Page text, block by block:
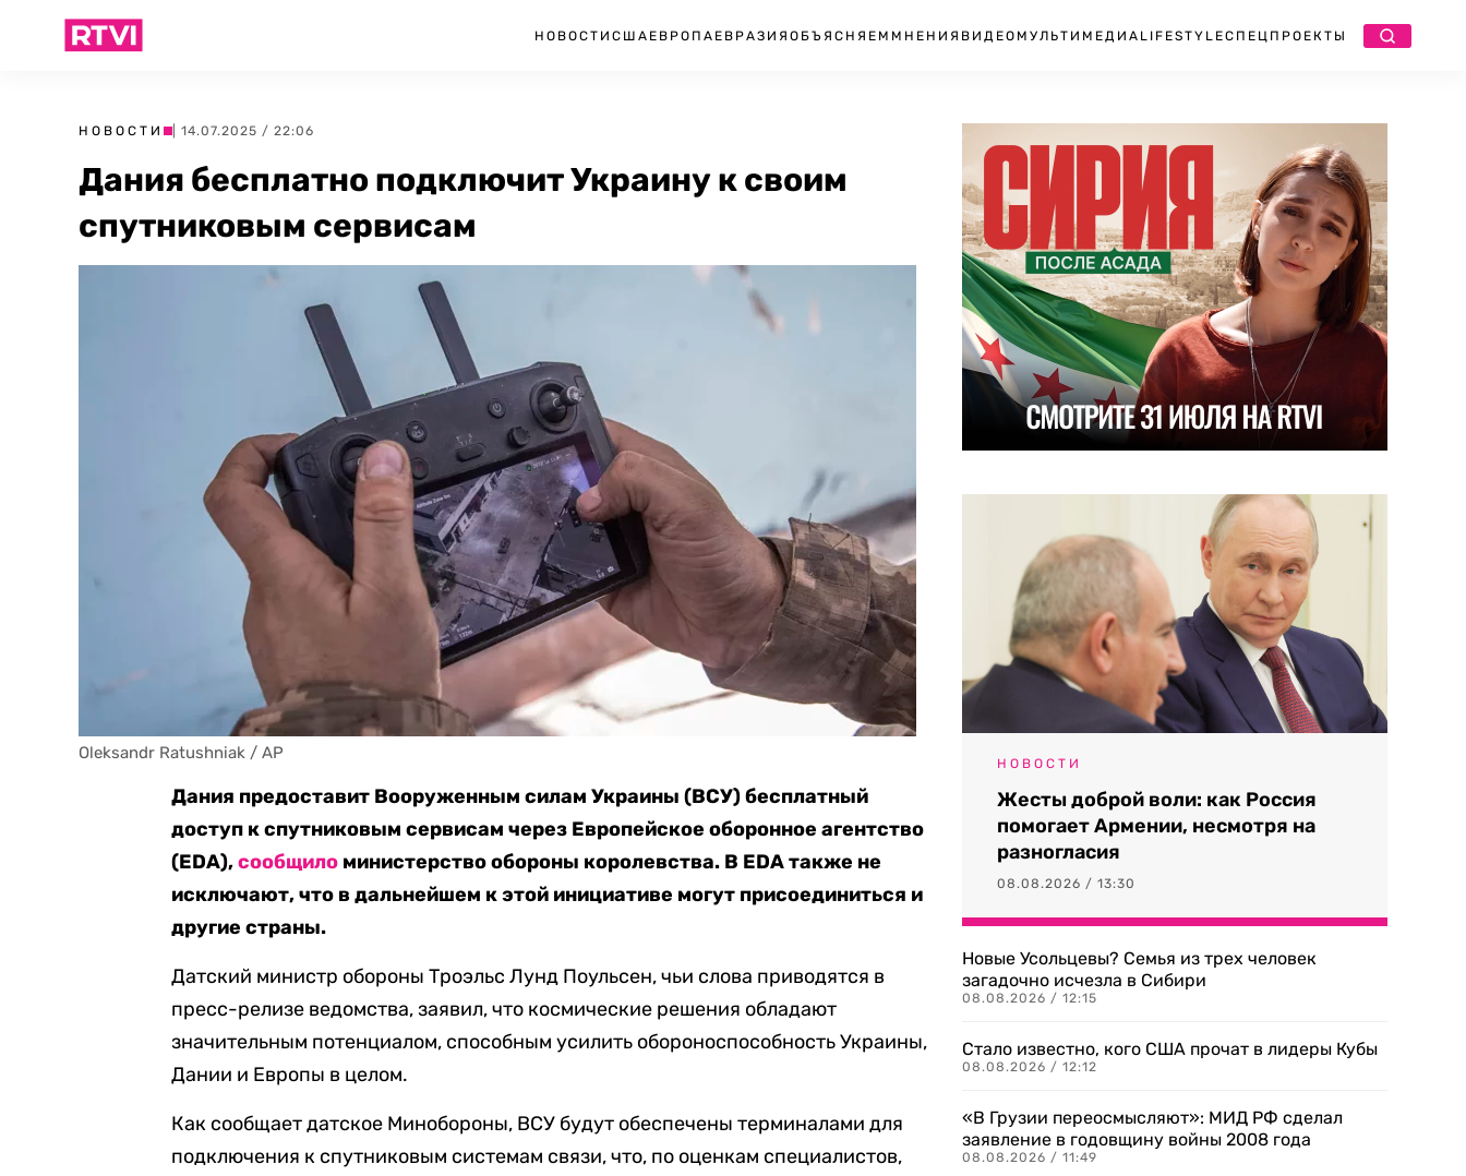
НОВОСТИ США ЕВРОПА ЕВРАЗИЯ ОБЪЯСНЯЕМ МНЕНИЯ ВИДЕО МУЛЬТИМЕДИА LIFESTYLEСПЕЦПРОЕКТЫ
НОВОСТИ | 14.07.2025 / 22:06
Дания бесплатно подключит Украину к своим
спутниковым сервисам
Oleksandr Ratushniak / AP
Дания предоставит Вооруженным силам Украины (ВСУ) бесплатный
доступ к спутниковым сервисам через Европейское оборонное агентство
(EDA),сообщило министерство обороны королевства. В EDA также не
исключают, что в дальнейшем к этой инициативе могут присоединиться и
другие страны.
Датский министр обороны Троэльс Лунд Поульсен, чьи слова приводятся в
пресс-релизе ведомства, заявил, что космические решения обладают
значительным потенциалом, способным усилить обороноспособность Украины,
Дании и Европы в целом.
Как сообщает датское Минобороны, ВСУ будут обеспечены терминалами для
подключения к спутниковым системам связи, что, по оценкам специалистов,
НОВОСТИ
Жесты доброй воли: как Россия
помогает Армении, несмотря на
разногласия
08.08.2026 / 13:30
Новые Усольцевы? Семья из трех человек
загадочно исчезла в Сибири
08.08.2026 / 12:15
Стало известно, кого США прочат в лидеры Кубы
08.08.2026 / 12:12
«В Грузии переосмысляют»: МИД РФ сделал
заявление в годовщину войны 2008 года
08.08.2026 / 11:49